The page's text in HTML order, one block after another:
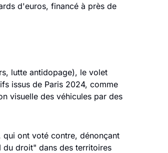
d'euros, financé à près de
lutte antidopage), le volet
issus de Paris 2024, comme
visuelle des véhicules par des
qui ont voté contre, dénonçant
du droit" dans des territoires